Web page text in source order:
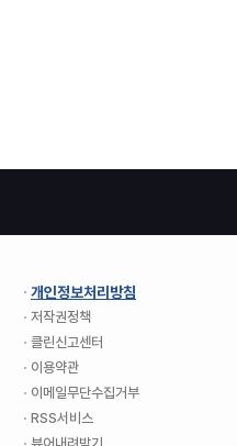
개인정보처리방침
저작권정책
클린신고센터
이용약관
이메일무단수집거부
RSS서비스